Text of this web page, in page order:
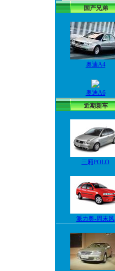
国产兄弟
奥迪A4
奥迪A6
近期新车
三厢POLO
派力奥-周末风